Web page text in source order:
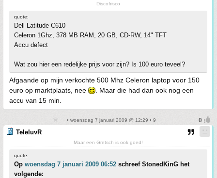
Discofrisco
quote:
Dell Latitude C610
Celeron 1Ghz, 378 MB RAM, 20 GB, CD-RW, 14" TFT
Accu defect
Wat zou hier een redelijke prijs voor zijn? Is 100 euro teveel?
Afgaande op mijn verkochte 500 Mhz Celeron laptop voor 150
euro op marktplaats, nee
. Maar die had dan ook nog een
accu van 15 min.
• woensdag 7 januari 2009 @ 12:29 • 9
TeleluvR
Maar een Gretsch is ook goed!
quote:
Op woensdag 7 januari 2009 06:52 schreef StonedKinG het
volgende: